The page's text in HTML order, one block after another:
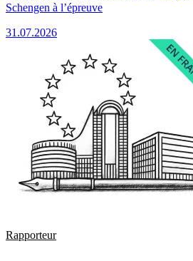
Schengen à l’épreuve
31.07.2026
Rapporteur